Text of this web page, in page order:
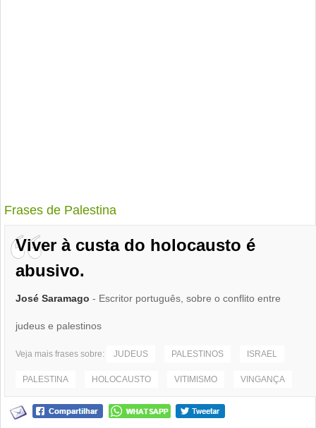
Frases de Palestina
Viver à custa do holocausto é
abusivo.
José Saramago - Escritor português, sobre o conflito entre
judeus e palestinos
Veja mais frases sobre: JUDEUS PALESTINOS ISRAEL
PALESTINA HOLOCAUSTO VITIMISMO VINGANÇA